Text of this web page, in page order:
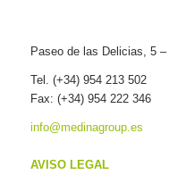
Paseo de las Delicias, 5
Tel. (+34) 954 213 502
Fax: (+34) 954 222 346
info@medinagroup.es
AVISO LEGAL